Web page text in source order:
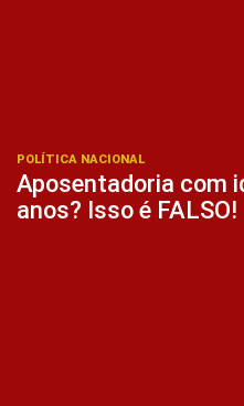
POLÍTICA NACIONAL
Aposentadoria com
anos? Isso é FALSO!